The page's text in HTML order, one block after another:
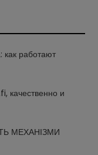
работают
качественно и
МЕХАНІЗМИ